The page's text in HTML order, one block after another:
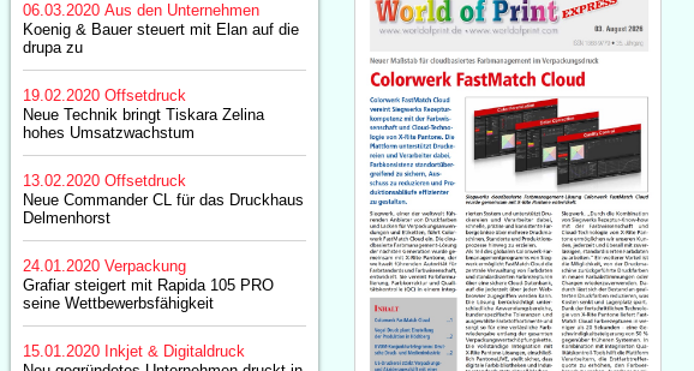
06.03.2020 Aus den Unternehmen
Koenig & Bauer steuert mit Elan auf die
drupa zu
19.02.2020 Offsetdruck
Neue Technik bringt Tiskara Zelina
hohes Umsatzwachstum
13.02.2020 Offsetdruck
Neue Commander CL für das Druckhaus
Delmenhorst
24.01.2020 Verpackung
Grafiar steigert mit Rapida 105 PRO
seine Wettbewerbsfähigkeit
15.01.2020 Inkjet & Digitaldruck